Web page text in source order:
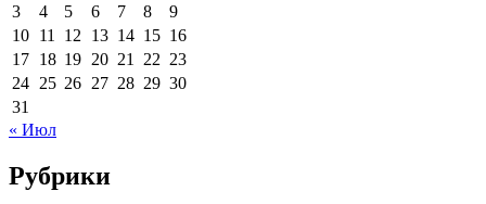
3
4 5 6 7 8
9
10 11 12 13 14 15 16
17 18 19 20 21 22 23
24 25 26 27 28 29 30
31
« Июл
Рубрики